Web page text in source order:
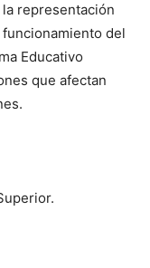
representación
del
Educativo
que afectan